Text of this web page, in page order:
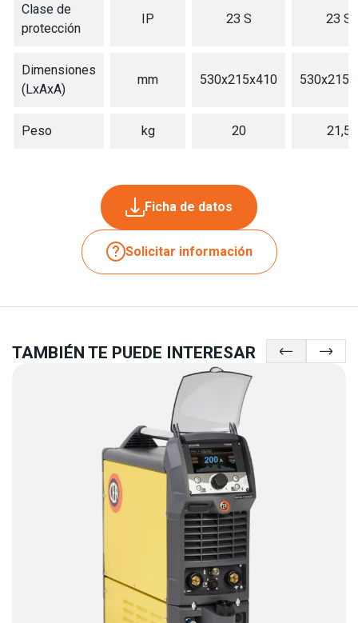
Clase de
protección
IP 23 S 23 S
Dimensiones
(LxAxA)
mm 530x215x410
Peso kg 20 21,5
Ficha de datos
Solicitar información
TAMBIÉN TE PUEDE INTERESAR